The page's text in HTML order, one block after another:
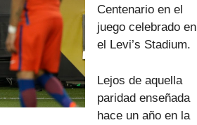
Centenario en el
juego celebrado en
el Levi’s Stadium.
Lejos de aquella
paridad enseñada
hace un año en la